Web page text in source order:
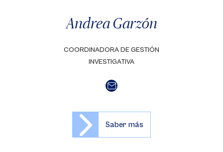
Andrea Garzón
COORDINADORA DE GESTIÓN
INVESTIGATIVA
Saber más